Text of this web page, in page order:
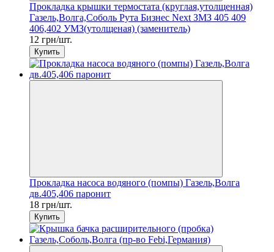
Прокладка крышки термостата (круглая,утолщенная)
Газель,Волга,Соболь Рута Бизнес Next ЗМЗ 405 409
406,402 УМЗ(утолщеная) (заменитель)
12 грн/шт.
Купить
Прокладка насоса водяного (помпы) Газель,Волга
дв.405,406 паронит
18 грн/шт.
Купить